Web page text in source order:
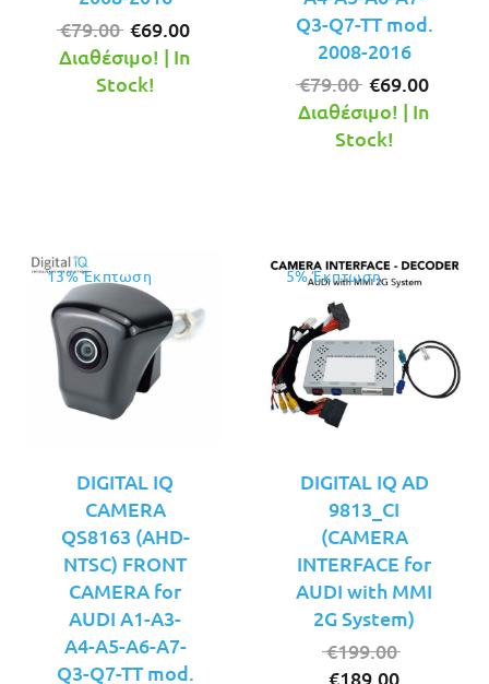
€79.00 Original
price
was:
€69.00
Διαθέσιμο! | In
Stock!
Q3-Q7-TT mod.
2008-2016
€79.00 Original
price
was:
€69.00
Διαθέσιμο! | In
Stock!
13% Έκπτωση
DIGITAL IQ
CAMERA
QS8163 (AHD-
NTSC) FRONT
CAMERA for
AUDI A1-A3-
A4-A5-A6-A7-
Q3-Q7-TT mod.
5% Έκπτωση
DIGITAL IQ AD
9813_CI
(CAMERA
INTERFACE for
AUDI with MMI
2G System)
€199.00
€189.00